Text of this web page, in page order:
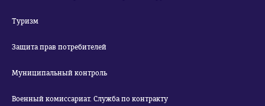
Туризм
Защита прав потребителей
Муниципальный контроль
Военный комиссариат. Служба по контракту